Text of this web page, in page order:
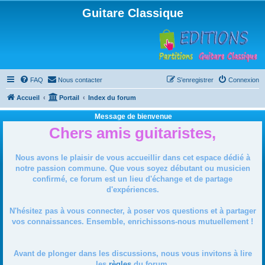
Guitare Classique
FAQ Nous contacter Connexion
S’enregistrer
Accueil Portail Index du forum
Message de bienvenue
Chers amis guitaristes,
Nous avons le plaisir de vous accueillir dans cet espace dédié à
notre passion commune. Que vous soyez débutant ou musicien
confirmé, ce forum est un lieu d'échange et de partage
d'expériences.
N'hésitez pas à vous connecter, à poser vos questions et à partager
vos connaissances. Ensemble, enrichissons-nous mutuellement !
Avant de plonger dans les discussions, nous vous invitons à lire